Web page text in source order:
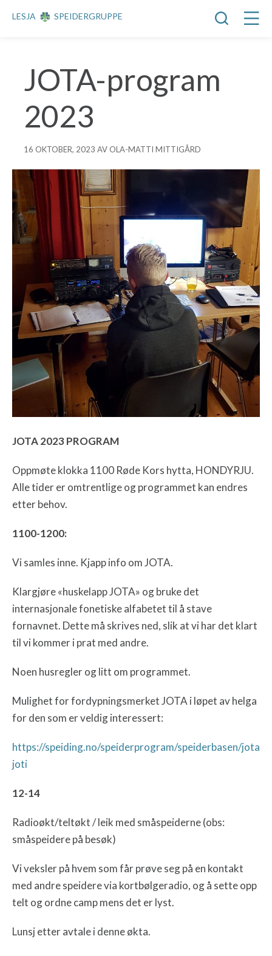
LESJA SPEIDERGRUPPE
JOTA-program
2023
16 OKTOBER, 2023 AV OLA-MATTI MITTIGÅRD
JOTA 2023 PROGRAM
Oppmøte klokka 1100 Røde Kors hytta, HONDYRJU.
Alle tider er omtrentlige og programmet kan endres
etter behov.
1100-1200:
Vi samles inne. Kjapp info om JOTA.
Klargjøre «huskelapp JOTA» og bruke det
internasjonale fonetiske alfabetet til å stave
fornavnet. Dette må skrives ned, slik at vi har det klart
til vi kommer i prat med andre.
Noen husregler og litt om programmet.
Mulighet for fordypningsmerket JOTA i løpet av helga
for den som er veldig interessert:
https://speiding.no/speiderprogram/speiderbasen/jota
joti
12-14
Radioøkt/teltøkt / leik med småspeiderne (obs:
småspeidere på besøk)
Vi veksler på hvem som får prøve seg på en kontakt
med andre speidere via kortbølgeradio, og å sette opp
telt og ordne camp mens det er lyst.
Lunsj etter avtale i denne økta.